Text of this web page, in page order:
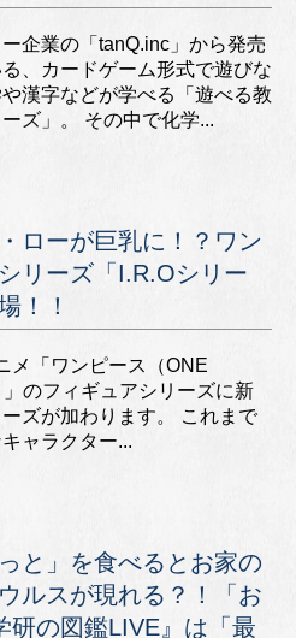
企業の「tanQ.inc」から発売
、カードゲーム形式で遊びな
漢字などが学べる「遊べる教
ズ」。 その中で化学...
ローが巨乳に！？ワン
リーズ「I.R.Oシリー
！！
メ「ワンピース（ONE
のフィギュアシリーズに新
ズが加わります。 これまで
ャラクター...
と」を食べるとお家の
ルスが現れる？！「お
研の図鑑LIVE』は「最